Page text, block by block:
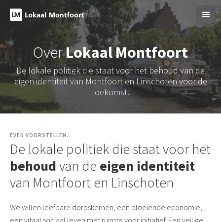
OverLokaal Montfoort
De lokale politiek die staat voor het behoud van de
eigen identiteit van Montfoort en Linschoten voor de
toekomst.
EVEN VOORSTELLEN..
De lokale politiek die staat voor het
behoudvan de eigen identiteit
van Montfoort en Linschoten
We willen leefbare dorpskernen, een bloeiende economie,
een vitaal sociaal leven met ruimte voor initiatief. Een veilige